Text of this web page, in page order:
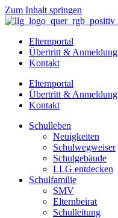
Zum Inhalt springen
Elternportal
Übertritt & Anmeldung
Kontakt
Elternportal
Übertritt & Anmeldung
Kontakt
Schulleben
Neuigkeiten
Schulwegweiser
Schulgebäude
LLG entdecken
Schulfamilie
SMV
Elternbeirat
Schulleitung